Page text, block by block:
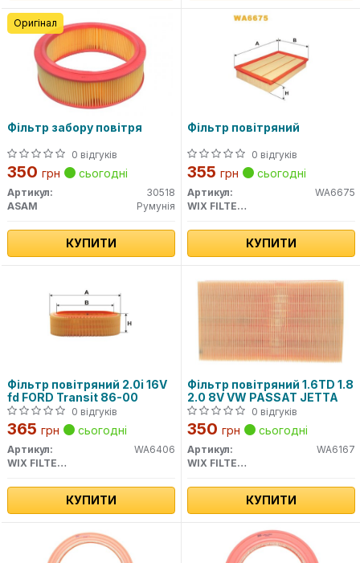
Фільтр забору повітря
0 відгуків
350 грн сьогодні
Артикул:
30518
ASAM
Румунія
КУПИТИ
Оригінал
Фільтр повітряний
0 відгуків
355 грн сьогодні
Артикул:
WA6675
WIX FILTERS
КУПИТИ
Фільтр повітряний 2.0i 16V
fd FORD Transit 86-00
0 відгуків
365 грн сьогодні
Артикул:
WA6406
WIX FILTERS
КУПИТИ
Фільтр повітряний 1.6TD 1.8
2.0 8V VW PASSAT JETTA
0 відгуків
350 грн сьогодні
Артикул:
WA6167
WIX FILTERS
КУПИТИ